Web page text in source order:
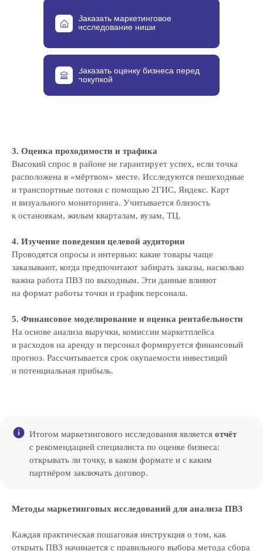
Заказать маркетинговое
исследование ниши
Заказать оценку бизнеса перед
покупкой
3. Оценка проходимости и трафика
Высокий спрос в районе не гарантирует успех, если точка
расположена в «мёртвом» месте. Исследуются пешеходные
и транспортные потоки с помощью 2ГИС, Яндекс. Карт
и визуального мониторинга. Учитывается близость
к остановкам, жилым кварталам, вузам, ТЦ.
4. Изучение поведения целевой аудитории
Проводятся опросы и интервью: какие товары чаще
заказывают, когда предпочитают забирать заказы, насколько
важна работа ПВЗ по выходным. Эти данные влияют
на формат работы точки и график персонала.
5. Финансовое моделирование и оценка рентабельности
На основе анализа выручки, комиссии маркетплейса
и расходов на аренду и персонал формируется финансовый
прогноз. Рассчитывается срок окупаемости инвестиций
и потенциальная прибыль.
Итогом маркетингового исследования является отчёт
с рекомендацией специалиста по оценке бизнеса:
открывать ли точку, в каком формате и с каким
партнёром заключать договор.
Методы маркетинговых исследований для анализа ПВЗ
Каждая практическая пошаговая инструкция о том, как
открыть ПВЗ начинается с правильного выбора метода сбора